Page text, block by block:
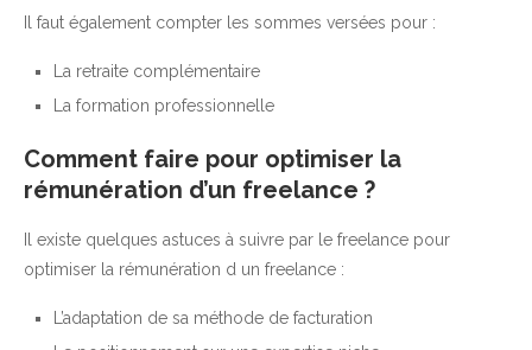
Il faut également compter les sommes versées pour :
La retraite complémentaire
La formation professionnelle
Comment faire pour optimiser la
rémunération d’un freelance ?
Il existe quelques astuces à suivre par le freelance pour
optimiser la rémunération d un freelance :
L’adaptation de sa méthode de facturation